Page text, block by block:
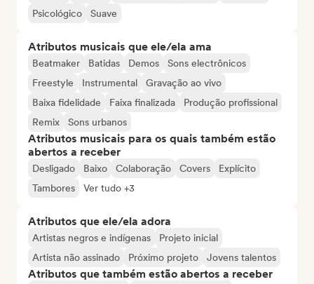
Psicológico
Suave
Atributos musicais que ele/ela ama
Beatmaker Batidas Demos
Sons electrônicos
Freestyle
Instrumental
Gravação ao vivo
Baixa fidelidade
Faixa finalizada
Produção profissional
Remix
Sons urbanos
Atributos musicais para os quais também estão
abertos a receber
Desligado Baixo Colaboração Covers
Explícito
Tambores
Ver tudo +3
Atributos que ele/ela adora
Artistas negros e indígenas
Projeto inicial
Artista não assinado
Próximo projeto Jovens talentos
Atributos que também estão abertos a receber